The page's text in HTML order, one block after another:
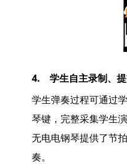
4. 学生自主录制、
学生弹奏过程可通过
琴键，完整采集学生
无电电钢琴提供了节
奏。